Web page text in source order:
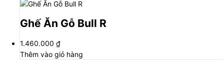
Ghế Ăn Gỗ Bull R
1.460.000 ₫
Thêm vào giỏ hàng